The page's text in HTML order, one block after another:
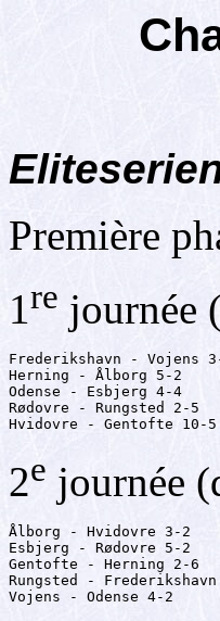
Première
1re journée
Frederikshavn - Vojens
Herning - Ålborg 5-2
Odense - Esbjerg 4-4
Rødovre - Rungsted 2-5
Hvidovre - Gentofte 10-5
2e journée
Ålborg - Hvidovre 3-2
Esbjerg - Rødovre 5-2
Gentofte - Herning 2-6
Rungsted -
Vojens - Odense 4-2